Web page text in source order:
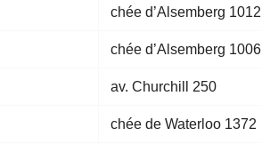
chée d’Alsemberg 1012
chée d’Alsemberg 1006
av. Churchill 250
chée de Waterloo 1372